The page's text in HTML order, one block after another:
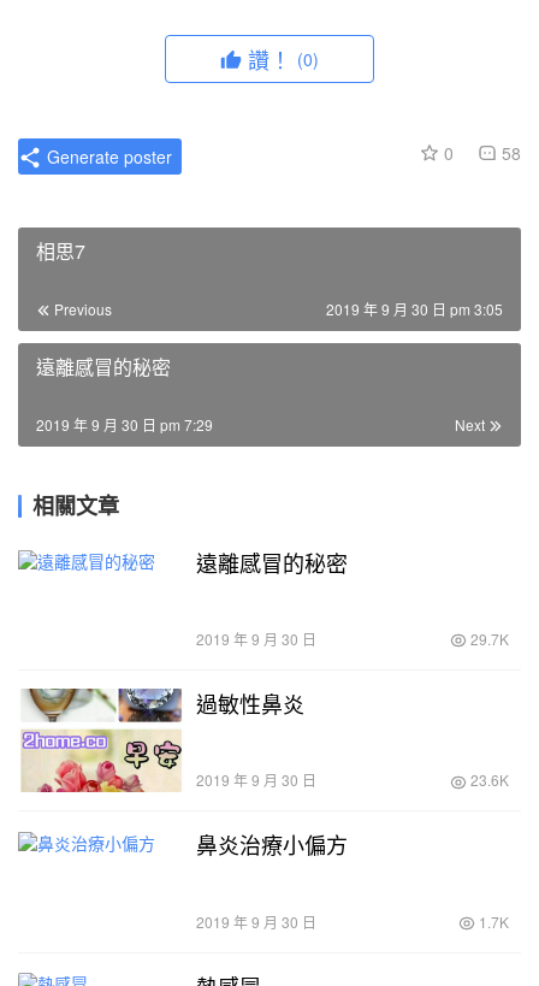
讚！ (0)
0 58
Generate poster
相思7
Previous 2019 年 9 月 30 日 pm 3:05
遠離感冒的秘密
Next
2019 年 9 月 30 日 pm 7:29
相關文章
遠離感冒的秘密
2019 年 9 月 30 日 29.7K
過敏性鼻炎
2019 年 9 月 30 日 23.6K
鼻炎治療小偏方
2019 年 9 月 30 日 1.7K